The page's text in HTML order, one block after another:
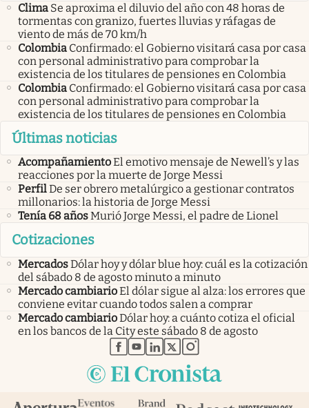
Clima Se aproxima el diluvio del año con 48 horas de
tormentas con granizo, fuertes lluvias y ráfagas de
viento de más de 70 km/h
Colombia Confirmado: el Gobierno visitará casa por casa
con personal administrativo para comprobar la
existencia de los titulares de pensiones en Colombia
Colombia Confirmado: el Gobierno visitará casa por casa
con personal administrativo para comprobar la
existencia de los titulares de pensiones en Colombia
Últimas noticias
AcompañamientoEl emotivo mensaje de Newell’s y las
reacciones por la muerte de Jorge Messi
PerfilDe ser obrero metalúrgico a gestionar contratos
millonarios: la historia de Jorge Messi
Tenía 68 añosMurió Jorge Messi, el padre de Lionel
Cotizaciones
MercadosDólar hoy y dólar blue hoy: cuál es la cotización
del sábado 8 de agosto minuto a minuto
Mercado cambiarioEl dólar sigue al alza: los errores que
conviene evitar cuando todos salen a comprar
Mercado cambiarioDólar hoy: a cuánto cotiza el oficial
en los bancos de la City este sábado 8 de agosto
abre en nueva pestaña
abre en nueva pestaña
abre en nueva pestaña
abre en nueva pestaña
abre en nueva pestaña